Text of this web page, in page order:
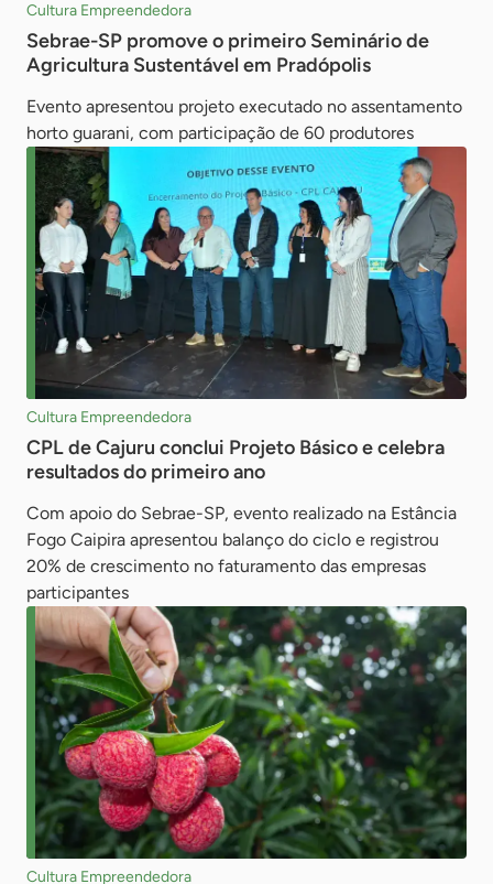
Cultura Empreendedora
Sebrae-SP promove o primeiro Seminário de
Agricultura Sustentável em Pradópolis
Evento apresentou projeto executado no assentamento
horto guarani, com participação de 60 produtores
Cultura Empreendedora
CPL de Cajuru conclui Projeto Básico e celebra
resultados do primeiro ano
Com apoio do Sebrae-SP, evento realizado na Estância
Fogo Caipira apresentou balanço do ciclo e registrou
20% de crescimento no faturamento das empresas
participantes
Cultura Empreendedora